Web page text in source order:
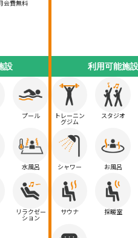
会費無料
設
プール
水風呂
リラクゼー
ション
利用可能施設
トレーニン
グジム
スタジオ
シャワー お風呂
サウナ 採暖室